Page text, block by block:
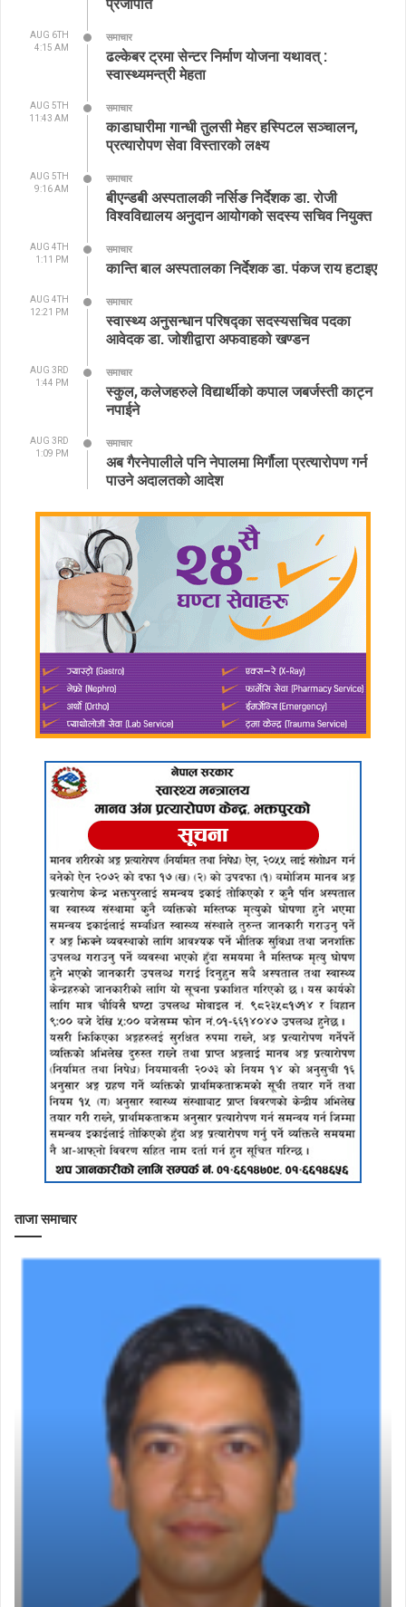
AUG 6TH
4:15 AM
समाचार
ढल्केबर ट्रमा सेन्टर निर्माण योजना यथावत् :
स्वास्थ्यमन्त्री मेहता
AUG 5TH
11:43 AM
समाचार
काडाघारीमा गान्धी तुलसी मेहर हस्पिटल सञ्चालन,
प्रत्यारोपण सेवा विस्तारको लक्ष्य
AUG 5TH
9:16 AM
समाचार
बीएन्डबी अस्पतालकी नर्सिङ निर्देशक डा. रोजी
विश्वविद्यालय अनुदान आयोगको सदस्य सचिव नियुक्त
AUG 4TH
1:11 PM
समाचार
कान्ति बाल अस्पतालका निर्देशक डा. पंकज राय हटाइए
AUG 4TH
12:21 PM
समाचार
स्वास्थ्य अनुसन्धान परिषद्का सदस्यसचिव पदका
आवेदक डा. जोशीद्वारा अफवाहको खण्डन
AUG 3RD
1:44 PM
समाचार
स्कुल, कलेजहरुले विद्यार्थीको कपाल जबर्जस्ती काट्न
नपाईने
AUG 3RD
1:09 PM
समाचार
अब गैरनेपालीले पनि नेपालमा मिर्गौला प्रत्यारोपण गर्न
पाउने अदालतको आदेश
ताजा समाचार